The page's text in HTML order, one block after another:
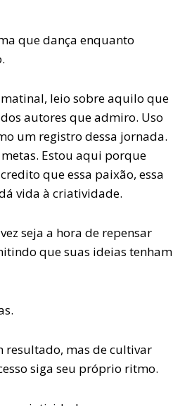
que dança enquanto
leio sobre aquilo que
autores que admiro. Uso
um registro dessa jornada.
Estou aqui porque
que essa paixão, essa
vida à criatividade.
seja a hora de repensar
que suas ideias tenham
resultado, mas de cultivar
siga seu próprio ritmo.